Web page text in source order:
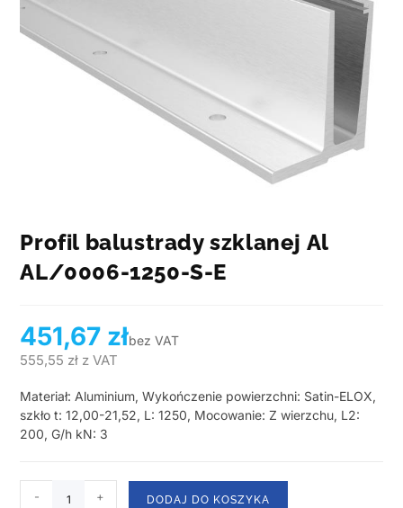
Profil balustrady szklanej Al
AL/0006-1250-S-E
451,67 złbez VAT
555,55 zł z VAT
Materiał: Aluminium, Wykończenie powierzchni: Satin-ELOX,
szkło t: 12,00-21,52, L: 1250, Mocowanie: Z wierzchu, L2:
200, G/h kN: 3
- + DODAJ DO KOSZYKA